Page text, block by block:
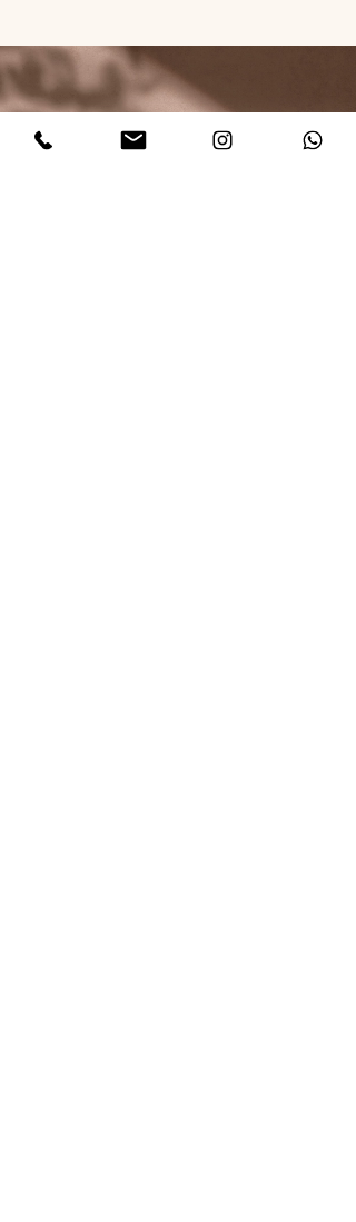
Auf dem Laufenden bleiben.